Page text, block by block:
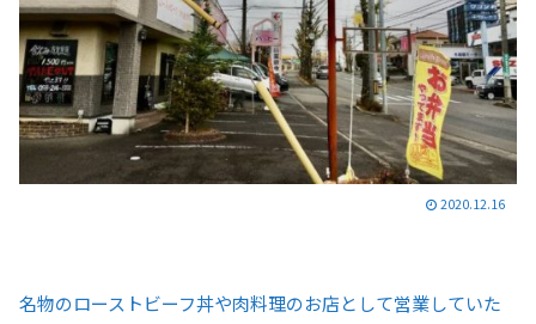
2020.12.16
名物のローストビーフ丼や肉料理のお店として営業していた